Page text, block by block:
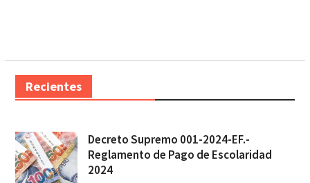
Recientes
Decreto Supremo 001-2024-EF.-
Reglamento de Pago de Escolaridad
2024